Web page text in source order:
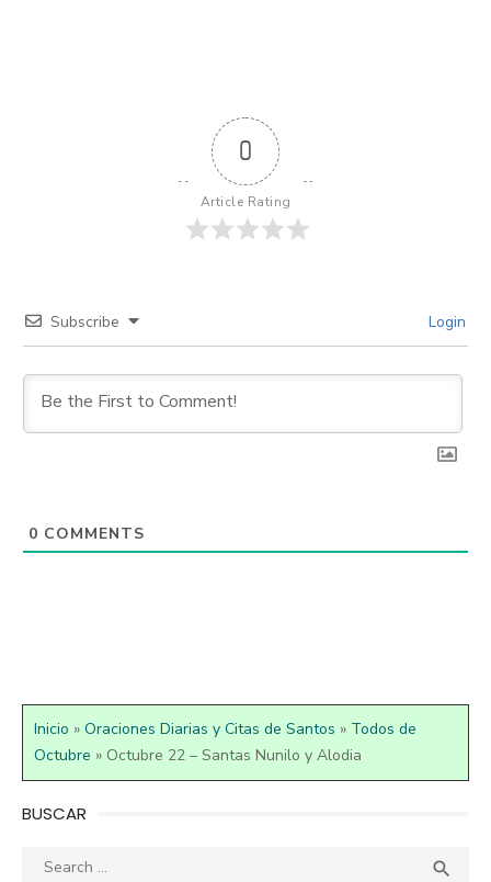
0
Article Rating
Subscribe Login
0 COMMENTS
Inicio » Oraciones Diarias y Citas de Santos » Todos de
Octubre » Octubre 22 – Santas Nunilo y Alodia
BUSCAR
Search
